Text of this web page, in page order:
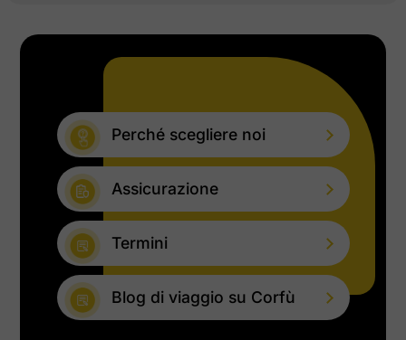
Perché scegliere noi
Assicurazione
Termini
Blog di viaggio su Corfù